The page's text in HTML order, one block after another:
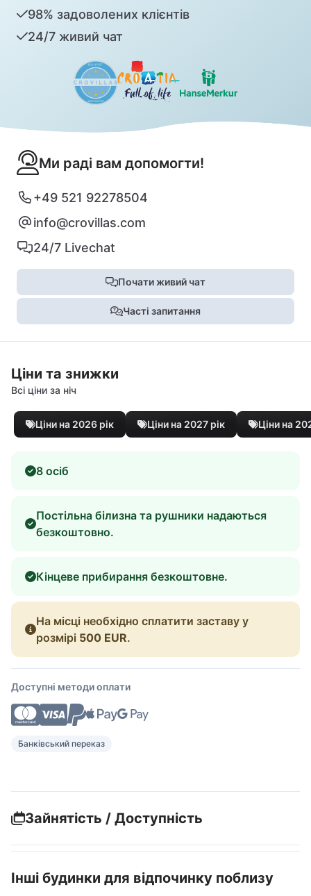
98% задоволених клієнтів
24/7 живий чат
Ми раді вам допомогти!
+49 521 92278504
info@crovillas.com
24/7 Livechat
Почати живий чат
Часті запитання
Ціни та знижки
Всі ціни за ніч
Ціни на 2026 рік Ціни на 2027 рік Ціни на
8 осіб
Постільна білизна та рушники надаються
безкоштовно.
Кінцеве прибирання безкоштовне.
На місці необхідно сплатити заставу у
розмірі 500 EUR.
Доступні методи оплати
Банківський переказ
Зайнятість / Доступність
Інші будинки для відпочинку поблизу